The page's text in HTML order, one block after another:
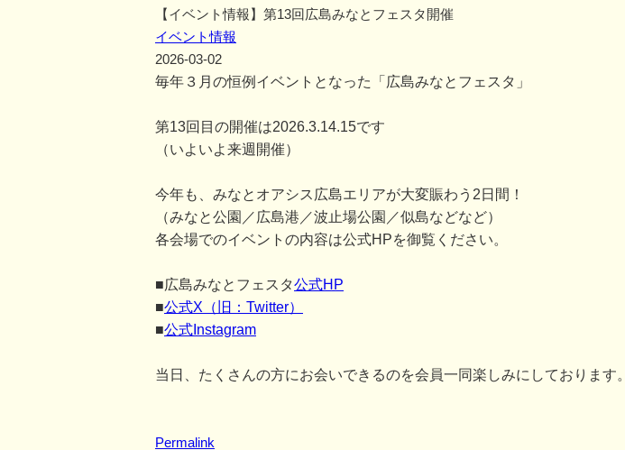
【イベント情報】第13回広島みなとフェスタ開催
イベント情報
2026-03-02
毎年３月の恒例イベントとなった「広島みなとフェスタ」
第13回目の開催は2026.3.14.15です
（いよいよ来週開催）
今年も、みなとオアシス広島エリアが大変賑わう2日間！
（みなと公園／広島港／波止場公園／似島などなど）
各会場でのイベントの内容は公式HPを御覧ください。
■広島みなとフェスタ公式HP
■公式X（旧：Twitter）
■公式Instagram
当日、たくさんの方にお会いできるのを会員一同楽しみにしております。
Permalink